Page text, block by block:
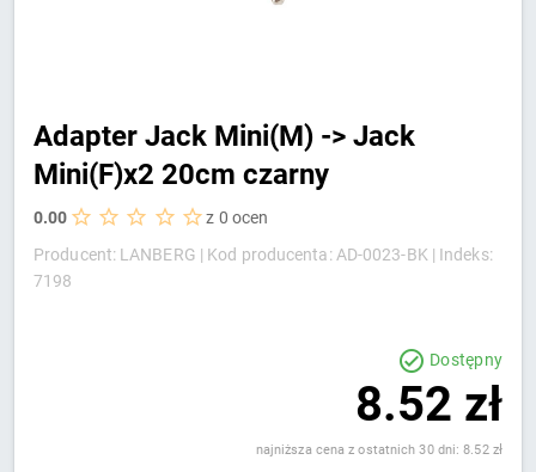
Adapter Jack Mini(M) -> Jack
Mini(F)x2 20cm czarny
0.00
z 0 ocen
Producent: LANBERG | Kod producenta: AD-0023-BK | Indeks:
7198
Dostępny
8.52 zł
najniższa cena z ostatnich 30 dni: 8.52 zł